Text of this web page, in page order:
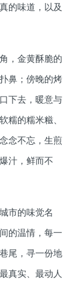
的味道，以及
，金黄酥脆的
鼻；傍晚的烤
下去，暖意与
糯的糯米糍、
念不忘，生煎
汁，鲜而不
市的味觉名
的温情，每一
尾，寻一份地
真实、最动人